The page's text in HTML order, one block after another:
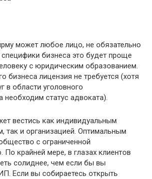
может любое лицо, не обязательно
бизнеса это будет проще
с юридическим образованием.
бизнеса лицензия не требуется (хотя
в области уголовного
необходим статус адвоката).
вестись как индивидуальным
так и организацией. Оптимальным
с ограниченной
По крайней мере, в глазах клиентов
солиднее, чем если бы вы
Если вы собираетесь открыть